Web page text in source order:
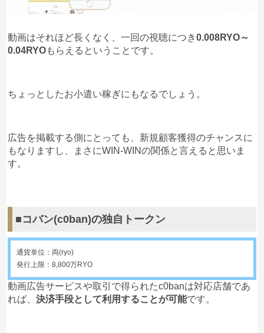
動画はそれほど長くなく、一回の視聴につき0.008RYO～
0.04RYOもらえるということです。
ちょっとしたお小遣い稼ぎにもなるでしょう。
広告を掲載する側にとっても、新規顧客獲得のチャンスに
もなりますし、まさにWIN-WINの関係と言えると思いま
す。
■コバン(c0ban)の独自トークン
通貨単位：両(ryo)
発行上限：8,800万RYO
動画広告サービスや取引で得られたc0banは対応店舗であ
れば、決済手段として利用することが可能です。